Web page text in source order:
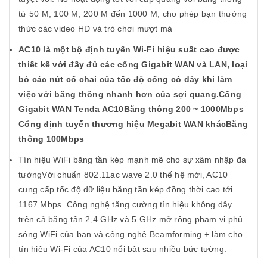
từ 50 M, 100 M, 200 M đến 1000 M, cho phép bạn thưởng
thức các video HD và trò chơi mượt mà
AC10 là một bộ định tuyến Wi-Fi hiệu suất cao được
thiết kế với đầy đủ các cổng Gigabit WAN và LAN, loại
bỏ các nút cổ chai của tốc độ cổng có dây khi làm
việc với băng thông nhanh hơn của sợi quang.Cổng
Gigabit WAN Tenda AC10Băng thông 200 ~ 1000Mbps
Cổng định tuyến thương hiệu Megabit WAN khácBăng
thông 100Mbps
Tín hiệu WiFi băng tần kép mạnh mẽ cho sự xâm nhập đa
tườngVới chuẩn 802.11ac wave 2.0 thế hệ mới, AC10
cung cấp tốc độ dữ liệu băng tần kép đồng thời cao tới
1167 Mbps. Công nghệ tăng cường tín hiệu không dây
trên cả băng tần 2,4 GHz và 5 GHz mở rộng phạm vi phủ
sóng WiFi của bạn và công nghệ Beamforming + làm cho
tín hiệu Wi-Fi của AC10 nổi bật sau nhiều bức tường.